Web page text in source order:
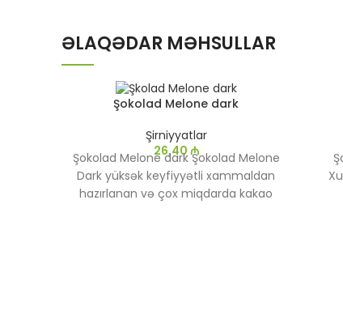
ƏLAQƏDAR MƏHSULLAR
Şokolad Melone dark
Şirniyyatlar
26,40 ₼
Şokolad Melone dark Şokolad Melone
Dark yüksək keyfiyyətli xammaldan
hazırlanan və çox miqdarda kakao